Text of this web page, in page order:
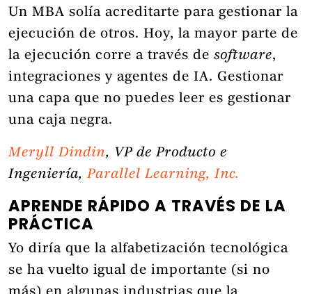
Un MBA solía acreditarte para gestionar la
ejecución de otros. Hoy, la mayor parte de
la ejecución corre a través de software,
integraciones y agentes de IA. Gestionar
una capa que no puedes leer es gestionar
una caja negra.
Meryll Dindin, VP de Producto e
Ingeniería,Parallel Learning, Inc.
APRENDE RÁPIDO A TRAVÉS DE LA
PRÁCTICA
Yo diría que la alfabetización tecnológica
se ha vuelto igual de importante (si no